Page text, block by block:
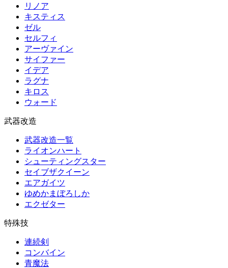
リノア
キスティス
ゼル
セルフィ
アーヴァイン
サイファー
イデア
ラグナ
キロス
ウォード
武器改造
武器改造一覧
ライオンハート
シューティングスター
セイブザクイーン
エアガイツ
ゆめかまぼろしか
エクゼター
特殊技
連続剣
コンバイン
青魔法